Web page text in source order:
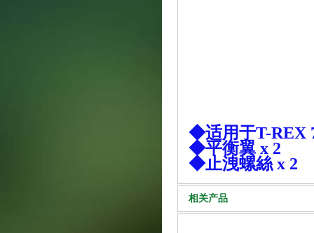
◆适用于T-REX
◆平衡翼 x 2
◆止洩螺絲 x 2
相关产品